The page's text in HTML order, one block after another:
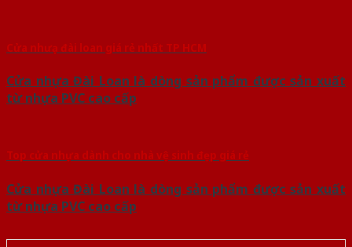
Cửa nhưạ đài loan giá rẻ nhất TP HCM
Cửa nhựa Đài Loan là dòng sản phẩm được sản xuất
từ nhựa PVC cao cấp
Top cửa nhựa dành cho nhà vệ sinh đẹp giá rẻ
Cửa nhựa Đài Loan là dòng sản phẩm được sản xuất
từ nhựa PVC cao cấp